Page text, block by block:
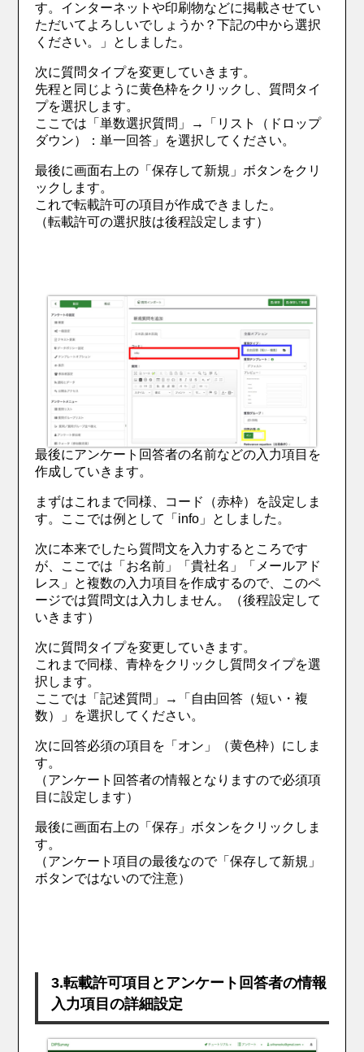
す。インターネットや印刷物などに掲載させてい
ただいてよろしいでしょうか？下記の中から選択
ください。」としました。
次に質問タイプを変更していきます。
先程と同じように黄色枠をクリックし、質問タイ
プを選択します。
ここでは「単数選択質問」→「リスト（ドロップ
ダウン）：単一回答」を選択してください。
最後に画面右上の「保存して新規」ボタンをクリ
ックします。
これで転載許可の項目が作成できました。
（転載許可の選択肢は後程設定します）
最後にアンケート回答者の名前などの入力項目を
作成していきます。
まずはこれまで同様、コード（赤枠）を設定しま
す。ここでは例として「info」としました。
次に本来でしたら質問文を入力するところです
が、ここでは「お名前」「貴社名」「メールアド
レス」と複数の入力項目を作成するので、このペ
ージでは質問文は入力しません。（後程設定して
いきます）
次に質問タイプを変更していきます。
これまで同様、青枠をクリックし質問タイプを選
択します。
ここでは「記述質問」→「自由回答（短い・複
数）」を選択してください。
次に回答必須の項目を「オン」（黄色枠）にしま
す。
（アンケート回答者の情報となりますので必須項
目に設定します）
最後に画面右上の「保存」ボタンをクリックしま
す。
（アンケート項目の最後なので「保存して新規」
ボタンではないので注意）
3.転載許可項目とアンケート回答者の情報
入力項目の詳細設定